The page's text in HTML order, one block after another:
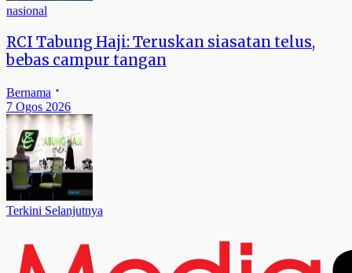
nasional
RCI Tabung Haji: Teruskan siasatan telus,
bebas campur tangan
Bernama
7 Ogos 2026
Terkini Selanjutnya